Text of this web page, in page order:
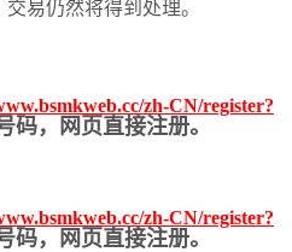
易仍然将得到处理。
zh-CN/register?
码，网页直接注册。
zh-CN/register?
码，网页直接注册。